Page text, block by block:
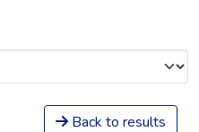
Back to results